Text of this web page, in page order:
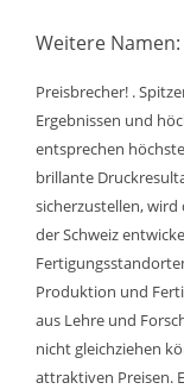
Weitere Namen:
Preisbrecher! .
Ergebnissen und
entsprechen
brillante
sicherzustellen,
der Schweiz
Produktion und
aus Lehre und
nicht gleichziehen
attraktiven Preisen.